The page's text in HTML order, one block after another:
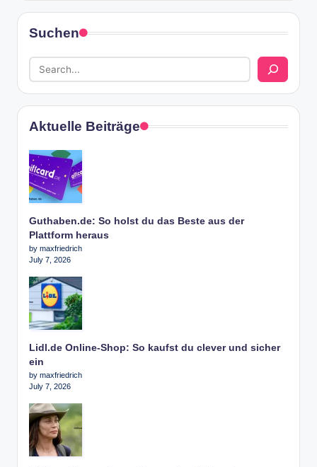
Suchen
Aktuelle Beiträge
Guthaben.de: So holst du das Beste aus der
Plattform heraus
by maxfriedrich
July 7, 2026
Lidl.de Online-Shop: So kaufst du clever und sicher
ein
by maxfriedrich
July 7, 2026